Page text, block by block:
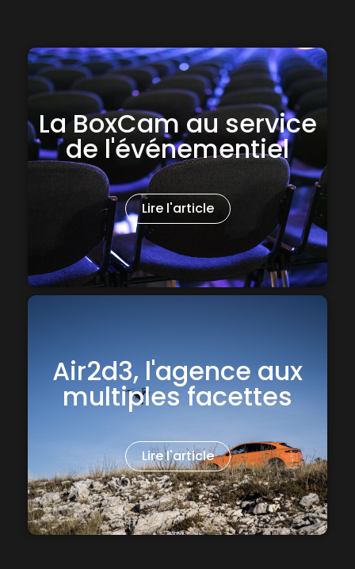
La BoxCam au service
de l'événementiel
Lire l'article
Air2d3, l'agence aux
multiples facettes
Lire l'article